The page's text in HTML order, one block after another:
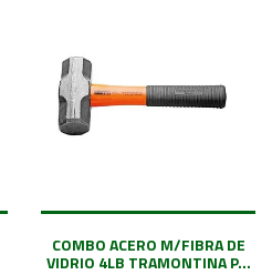
COMBO ACERO M/FIBRA DE
VIDRIO 4LB TRAMONTINA P...